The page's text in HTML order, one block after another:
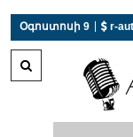
Օգոստոսի 9  r-